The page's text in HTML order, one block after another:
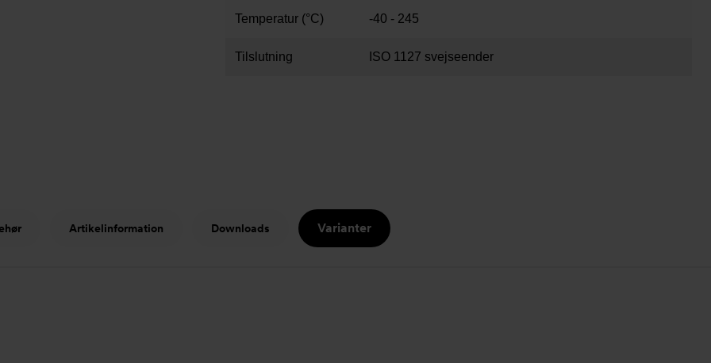
Temperatur (°C) -40 - 245
Tilslutning ISO 1127 svejseender
Artikelinformation Downloads Varianter